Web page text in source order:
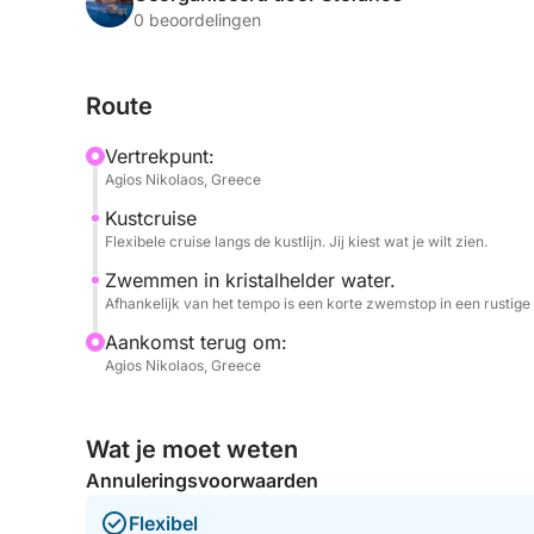
gewoon wilt genieten van de kalme zeelucht,
lokaals willen beleven en willen genieten van de
0 beoordelingen
Route
Vertrekpunt:
Agios Nikolaos, Greece
Kustcruise
Flexibele cruise langs de kustlijn. Jij kiest wat je wilt zien.
Zwemmen in kristalhelder water.
Afhankelijk van het tempo is een korte zwemstop in een
Aankomst terug om:
Agios Nikolaos, Greece
Wat je moet weten
Annuleringsvoorwaarden
Flexibel